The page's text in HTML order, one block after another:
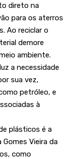
direto na
para os aterros
Ao reciclar o
demore
ambiente.
a necessidade
sua vez,
petróleo, e
à
plásticos é a
Vieira da
como